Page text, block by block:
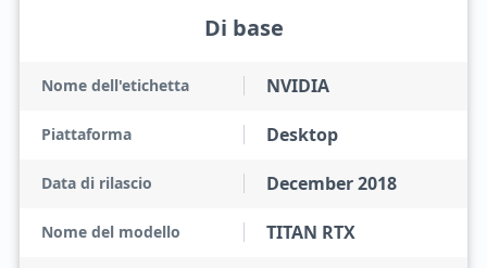
Di base
Nome dell'etichetta NVIDIA
Piattaforma Desktop
Data di rilascio December 2018
Nome del modello TITAN RTX